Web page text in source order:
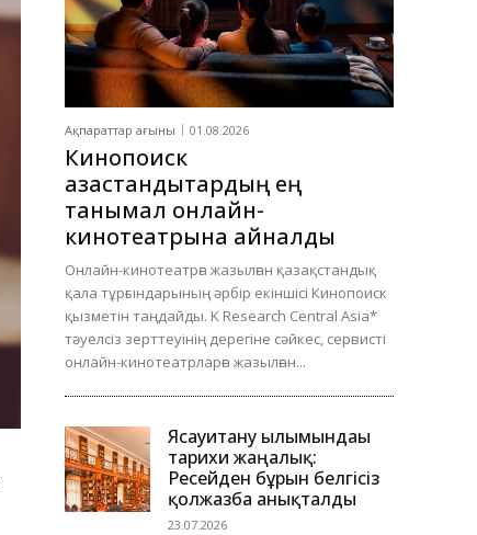
Ақпараттар ағыны 01.08.2026
Кинопоиск
қазақстандықтардың ең
танымал онлайн-
кинотеатрына айналды
Онлайн-кинотеатрға жазылған қазақстандық
қала тұрғындарының әрбір екіншісі Кинопоиск
қызметін таңдайды. K Research Central Asia*
тәуелсіз зерттеуінің дерегіне сәйкес, сервисті
онлайн-кинотеатрларға жазылған...
Ясауитану ғылымындағы
тарихи жаңалық:
Ресейден бұрын белгісіз
қолжазба анықталды
23.07.2026